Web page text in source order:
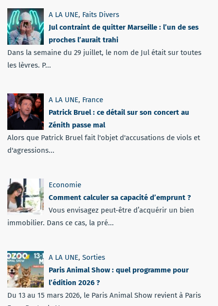
A LA UNE, Faits Divers
Jul contraint de quitter Marseille : l’un de ses
proches l’aurait trahi
Dans la semaine du 29 juillet, le nom de Jul était sur toutes
les lèvres. P...
A LA UNE, France
Patrick Bruel : ce détail sur son concert au
Zénith passe mal
Alors que Patrick Bruel fait l'objet d'accusations de viols et
d'agressions...
Economie
Comment calculer sa capacité d’emprunt ?
Vous envisagez peut-être d’acquérir un bien
immobilier. Dans ce cas, la pré...
A LA UNE, Sorties
Paris Animal Show : quel programme pour
l’édition 2026 ?
Du 13 au 15 mars 2026, le Paris Animal Show revient à Paris